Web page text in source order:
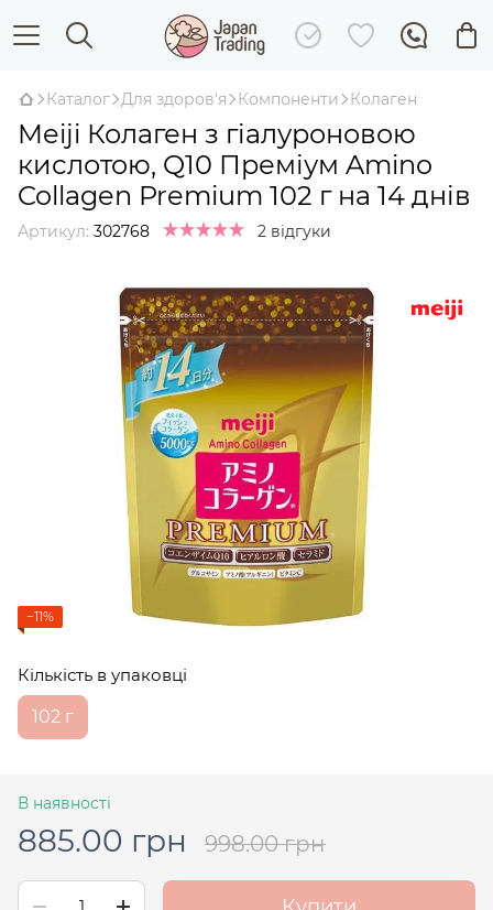
Каталог Для здоров'я Компоненти Колаген
Meiji Колаген з гіалуроновою
кислотою, Q10 Преміум Amino
Collagen Premium 102 г на 14 днів
Артикул: 302768 2 відгуки
−11%
Кількість в упаковці
102 г
В наявності
885.00 грн 998.00 грн